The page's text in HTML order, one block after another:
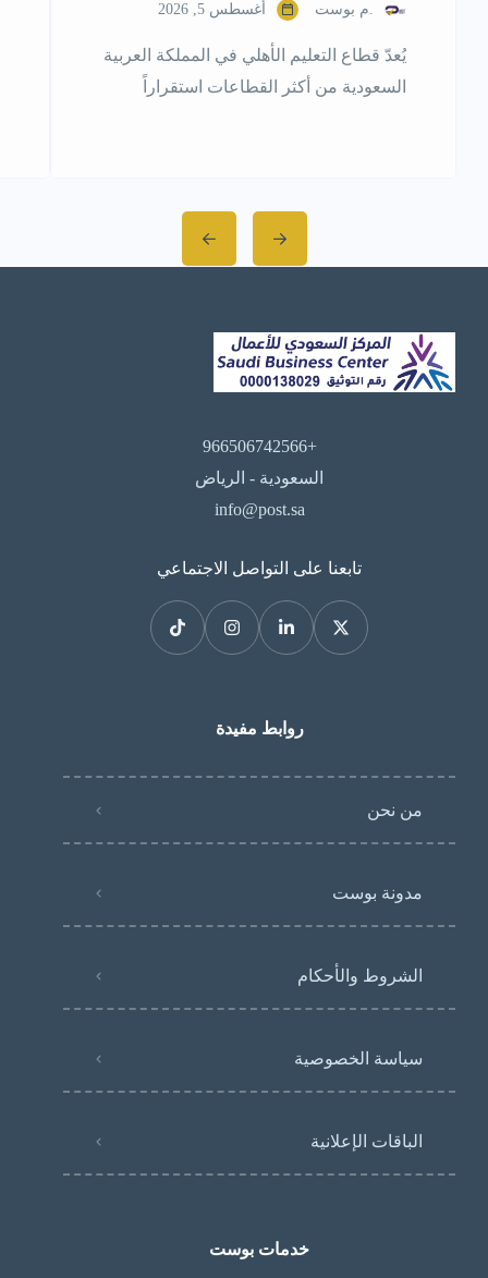
.م بوست أغسطس 5, 2026
يُعدّ قطاع التعليم الأهلي في المملكة العربية
السعودية من أكثر القطاعات استقراراً
الاقتصادية. ومع تنامي الطبقة المتوسطة،
وتصاعد الوعي الأسري بجودة التعليم،
مشروع مدرسة أهلية خطوةً ضرورية […]
+966506742566
السعودية - الرياض
info@post.sa
تابعنا على التواصل الاجتماعي
روابط مفيدة
من نحن
مدونة بوست
الشروط والأحكام
سياسة الخصوصية
الباقات الإعلانية
خدمات بوست